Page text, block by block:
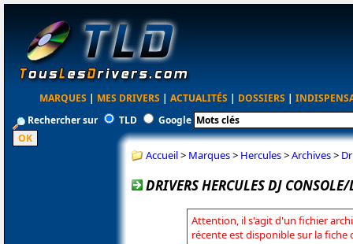
MARQUES | MES DRIVERS | ACTUALITÉS | DOSSIERS |
Rechercher sur
TLD Google
Accueil> Marques> Hercules>Archives>
DRIVERS HERCULES DJ
Attention, il s'agit d'un fichier
récente est disponible sur la fiche